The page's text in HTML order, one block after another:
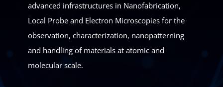
advanced infrastructures in Nanofabrication,
Local Probe and Electron Microscopies for the
observation, characterization, nanopatterning
and handling of materials at atomic and
molecular scale.